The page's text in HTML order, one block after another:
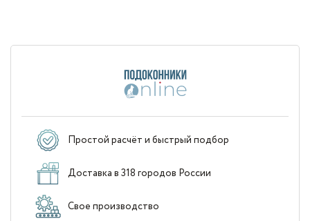
Простой расчёт и быстрый подбор
Доставка в 318 городов России
Свое производство